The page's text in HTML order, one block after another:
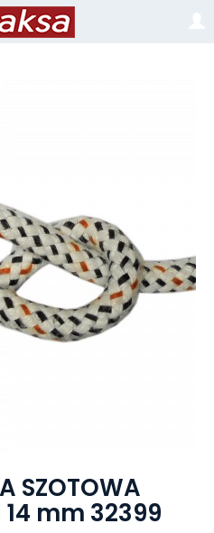
SZOTOWA
14 mm 32399